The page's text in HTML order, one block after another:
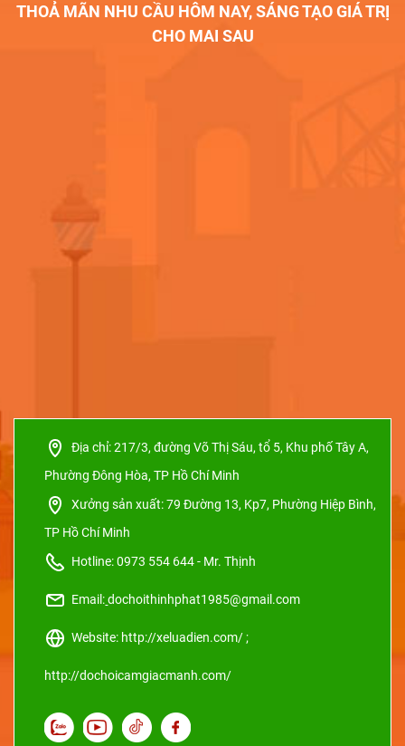
THOẢ MÃN NHU CẦU HÔM NAY, SÁNG TẠO GIÁ TRỊ
CHO MAI SAU
Địa chỉ:217/3, đường Võ Thị Sáu, tổ 5, Khu phố Tây A,
Phường Đông Hòa, TP Hồ Chí Minh
Xưởng sản xuất:79 Đường 13, Kp7, Phường Hiệp Bình,
TP Hồ Chí Minh
Hotline: 0973 554 644 - Mr. Thịnh
Email: dochoithinhphat1985@gmail.com
Website: http://xeluadien.com/ ;
http://dochoicamgiacmanh.com/